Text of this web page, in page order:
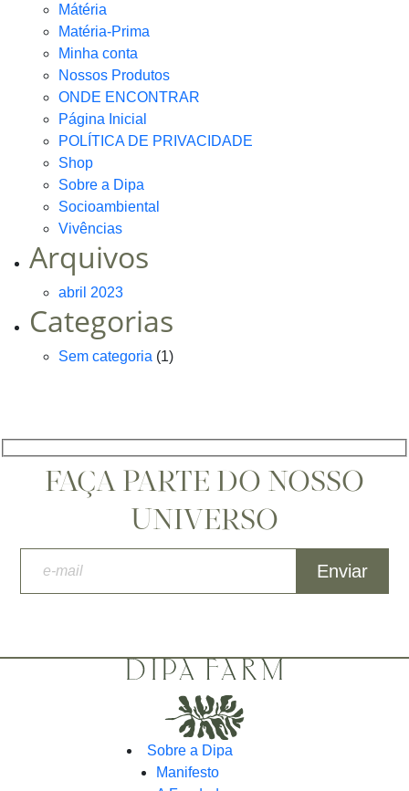
Mátéria
Matéria-Prima
Minha conta
Nossos Produtos
ONDE ENCONTRAR
Página Inicial
POLÍTICA DE PRIVACIDADE
Shop
Sobre a Dipa
Socioambiental
Vivências
Arquivos
abril 2023
Categorias
Sem categoria (1)
FAÇA PARTE DO NOSSO
UNIVERSO
Sobre a Dipa
Manifesto